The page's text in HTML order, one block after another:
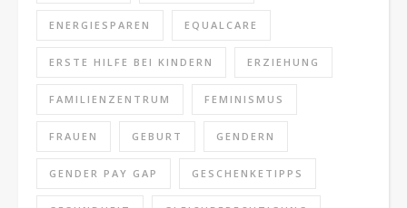
ENERGIESPAREN EQUALCARE
ERSTE HILFE BEI KINDERN ERZIEHUNG
FAMILIENZENTRUM FEMINISMUS
FRAUEN GEBURT GENDERN
GENDER PAY GAP GESCHENKETIPPS